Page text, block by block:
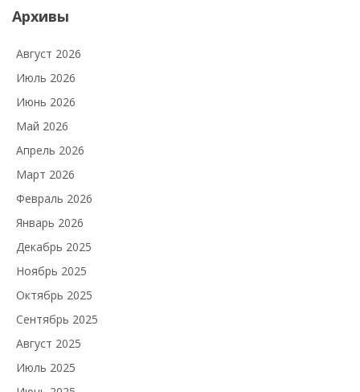
Архивы
Август 2026
Июль 2026
Июнь 2026
Май 2026
Апрель 2026
Март 2026
Февраль 2026
Январь 2026
Декабрь 2025
Ноябрь 2025
Октябрь 2025
Сентябрь 2025
Август 2025
Июль 2025